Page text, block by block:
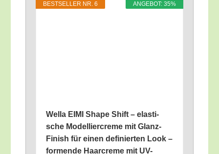
ANGE­BOT: 35%
BEST­SEL­LER NR. 6
Wel­la EIMI Shape Shift – elas­ti­
sche Model­lier­creme mit Glanz-
Finish für einen defi­nier­ten Look –
for­men­de Haar­creme mit UV-